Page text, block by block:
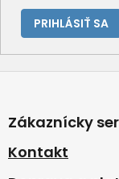
PRIHLÁSIŤ SA
p
äZákaznícky
Kontakt